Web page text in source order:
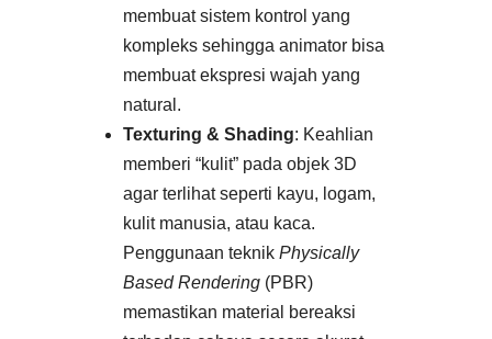
membuat sistem kontrol yang
kompleks sehingga animator bisa
membuat ekspresi wajah yang
natural.​
Texturing & Shading: Keahlian
memberi “kulit” pada objek 3D
agar terlihat seperti kayu, logam,
kulit manusia, atau kaca.
Penggunaan teknikPhysically
Based Rendering (PBR)
memastikan material bereaksi